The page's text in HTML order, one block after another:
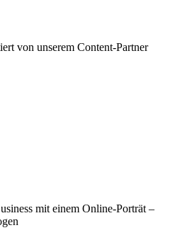
von unserem Content-Partner
mit einem Online-Porträt –